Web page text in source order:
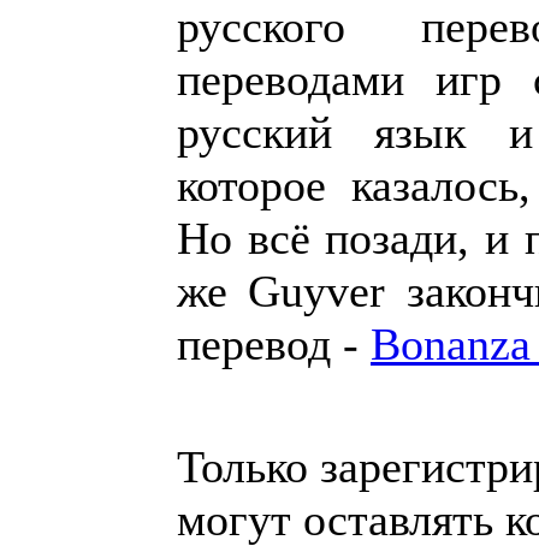
русского
переводами
русский язык и
которое
Но всё позади, и
же Guyver
перевод -
Только
могут оставлять